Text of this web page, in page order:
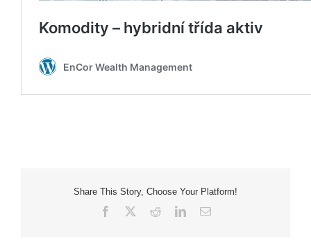
Share This Story, Choose Your Platform!
Facebook RedditLinkedInEmail